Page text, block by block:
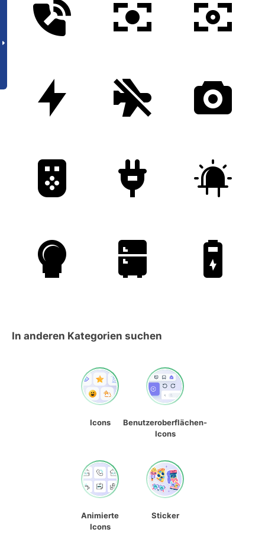
In anderen Kategorien suchen
Icons
Benutzeroberflächen-
Icons
Animierte
Icons
Sticker